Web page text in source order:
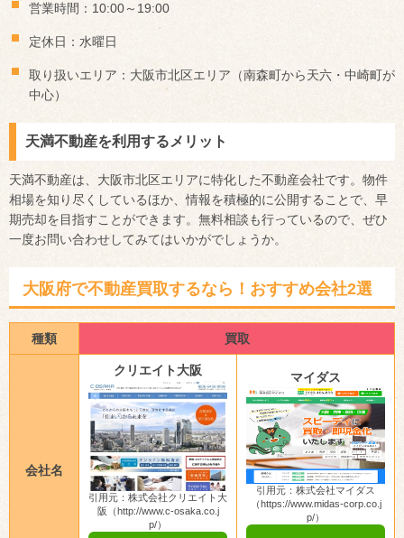
営業時間：10:00～19:00
定休日：水曜日
取り扱いエリア：大阪市北区エリア（南森町から天六・中崎町が
中心）
天満不動産を利用するメリット
天満不動産は、大阪市北区エリアに特化した不動産会社です。物件
相場を知り尽くしているほか、情報を積極的に公開することで、早
期売却を目指すことができます。無料相談も行っているので、ぜひ
一度お問い合わせしてみてはいかがでしょうか。
大阪府で不動産買取するなら！おすすめ会社2選
種類 買取
会社名
クリエイト大阪
引用元：株式会社クリエイト大
阪（http://www.c-osaka.co.j
p/）
マイダス
引用元：株式会社マイダス
（https://www.midas-corp.co.j
p/）